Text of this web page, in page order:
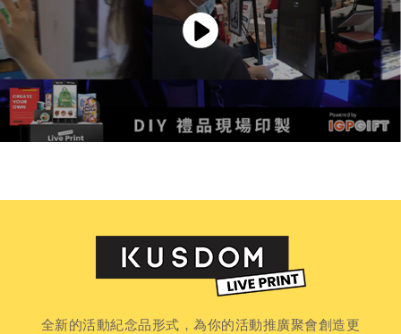
全新的活動紀念品形式，為你的活動推廣聚會創造更